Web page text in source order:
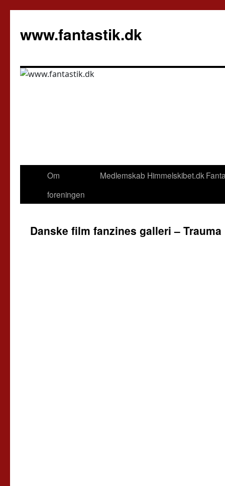
indhold
www.fantastik.dk
Om
foreningen
Medlemskab Himmelskibet.dk
Danske film fanzines galleri – Trauma